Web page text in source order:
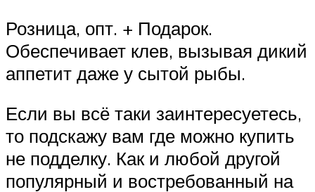
Розница, опт. + Подарок.
Обеспечивает клев, вызывая дикий
аппетит даже у сытой рыбы.
Если вы всё таки заинтересуетесь,
то подскажу вам где можно купить
не подделку. Как и любой другой
популярный и востребованный на